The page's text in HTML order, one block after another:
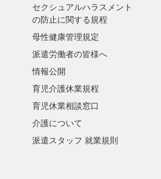
セクシュアルハラスメント
の防止に関する規程
母性健康管理規定
派遣労働者の皆様へ
情報公開
育児介護休業規程
育児休業相談窓口
介護について
派遣スタッフ 就業規則